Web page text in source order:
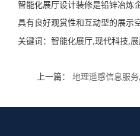
智能化展厅设计装修是铅锌冶炼
具有良好观赏性和互动型的展示
关键词： 智能化展厅,现代科技,
上一篇： 地理遥感信息服